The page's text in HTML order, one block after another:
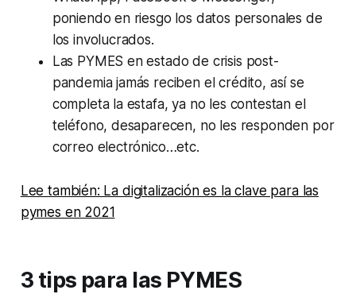
poniendo en riesgo los datos personales de
los involucrados.
Las PYMES en estado de crisis post-
pandemia jamás reciben el crédito, así se
completa la estafa, ya no les contestan el
teléfono, desaparecen, no les responden por
correo electrónico…etc.
Lee también: La digitalización es la clave para las
pymes en 2021
3 tips para las PYMES